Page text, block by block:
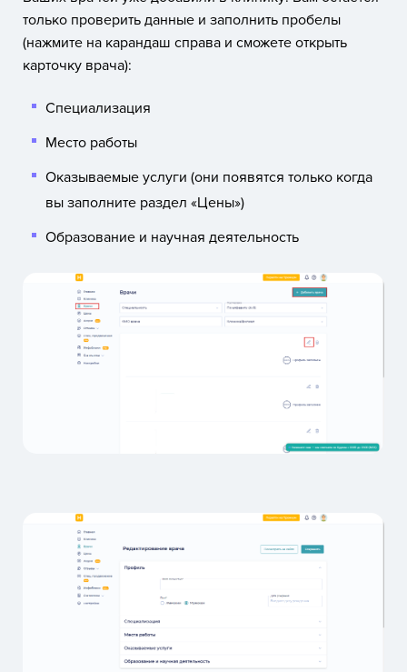
только проверить данные и заполнить пробелы
(нажмите на карандаш справа и сможете открыть
карточку врача):
Специализация
Место работы
Оказываемые услуги (они появятся только когда
вы заполните раздел «Цены»)
Образование и научная деятельность